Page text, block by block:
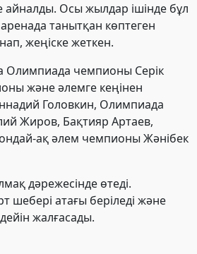
айналды. Осы жылдар ішінде бұл
танытқан көптеген
жеңіске жеткен.
Олимпиада чемпионы Серік
және әлемге кеңінен
Головкин, Олимпиада
Жиров, Бақтияр Артаев,
ақ әлем чемпионы Жәнібек
дәрежесінде өтеді.
шебері атағы беріледі және
жалғасады.